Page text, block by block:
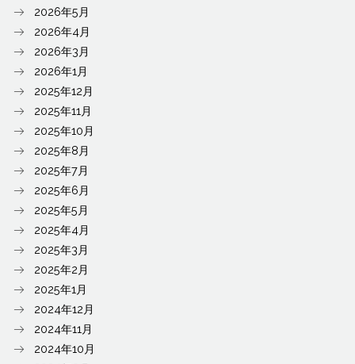
2026年5月
2026年4月
2026年3月
2026年1月
2025年12月
2025年11月
2025年10月
2025年8月
2025年7月
2025年6月
2025年5月
2025年4月
2025年3月
2025年2月
2025年1月
2024年12月
2024年11月
2024年10月